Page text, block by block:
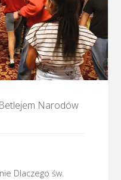
Narodów
Dlaczego św.